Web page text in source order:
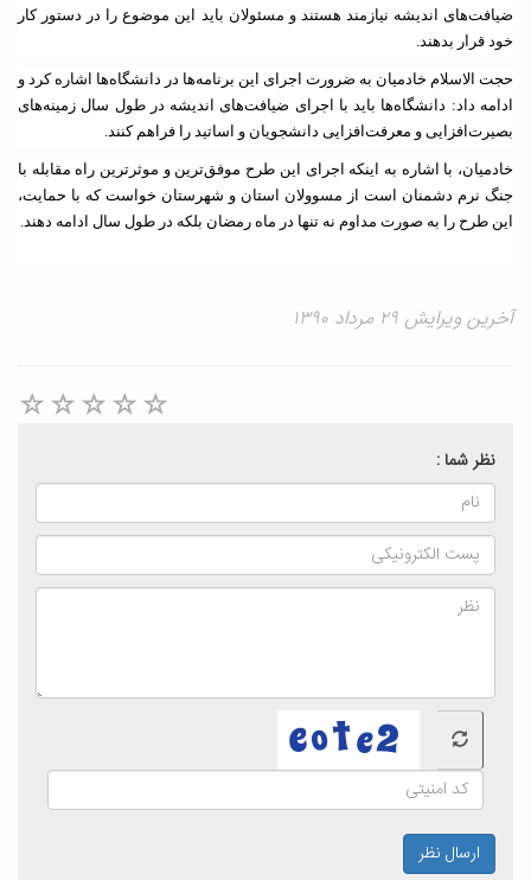
ضیافت‌های اندیشه نیازمند هستند و مسئولان باید این موضوع را در دستور کار
خود قرار بدهند.
حجت الاسلام خادمیان به ضرورت اجرای این برنامه‌ها در دانشگاه‌ها اشاره کرد و
ادامه داد: دانشگاه‌ها باید با اجرای ضیافت‌های اندیشه در طول سال زمینه‌های
بصیرت‌افزایی و معرفت‌افزایی دانشجویان و اساتید را فراهم کنند.
خادمیان، با اشاره به اینکه اجرای این طرح موفق‌ترین و موثرترین راه مقابله با
جنگ نرم دشمنان است از مسوولان استان و شهرستان خواست که با حمایت،
این طرح را به صورت مداوم نه تنها در ماه رمضان بلکه در طول سال ادامه دهند.
آخرین ویرایش ۲۹ مرداد ۱۳۹۰
نظر شما :
ارسال نظر